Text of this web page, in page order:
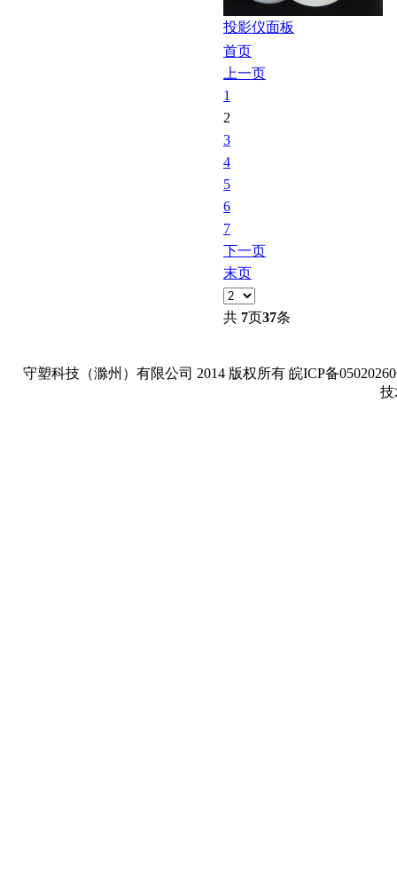
投影仪面板
首页
上一页
1
2
3
4
5
6
7
下一页
末页
共 7页37条
守塑科技（滁州）有限公司 2014 版权所有 皖ICP备05020260
技